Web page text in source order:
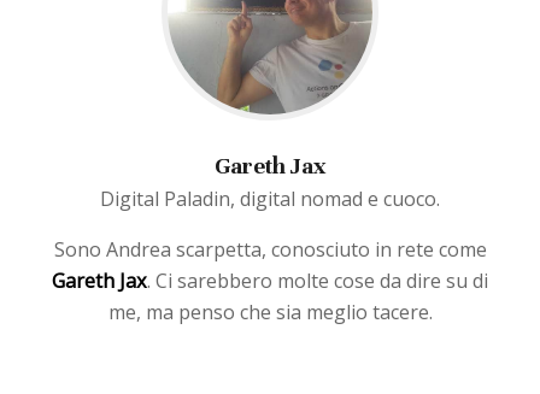
Gareth Jax
Digital Paladin, digital nomad e cuoco.
Sono Andrea scarpetta, conosciuto in rete come
Gareth Jax. Ci sarebbero molte cose da dire su di
me, ma penso che sia meglio tacere.